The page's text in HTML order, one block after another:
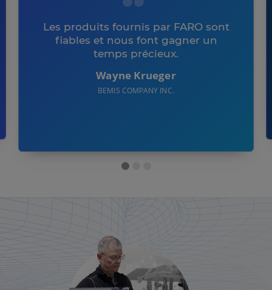
Les produits fournis par FARO sont
fiables et nous font gagner un
temps précieux.
Wayne Krueger
BEMIS COMPANY INC.